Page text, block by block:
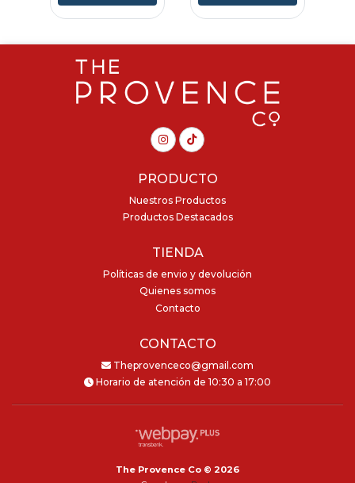
PRODUCTO
Nuestros Productos
Productos Destacados
TIENDA
Políticas de envio y devolución
Quienes somos
Contacto
CONTACTO
Theprovenceco@gmail.com
Horario de atención de 10:30 a 17:00
The Provence Co © 2026